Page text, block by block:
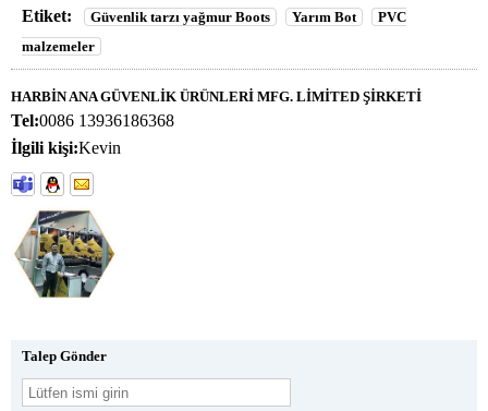
Etiket: Güvenlik tarzı yağmur Boots Yarım Bot
PVC
malzemeler
HARBİN ANA GÜVENLİK ÜRÜNLERİ MFG. LİMİTED ŞİRKETİ
Tel:0086 13936186368
İlgili kişi:Kevin
Talep Gönder